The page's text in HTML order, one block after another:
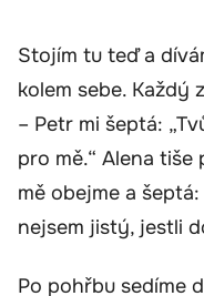
Stojím tu teď a
kolem sebe. Každý
– Petr mi šeptá:
pro mě.“ Alena tiše
mě obejme a
nejsem jistý, jestli
Po pohřbu sedíme